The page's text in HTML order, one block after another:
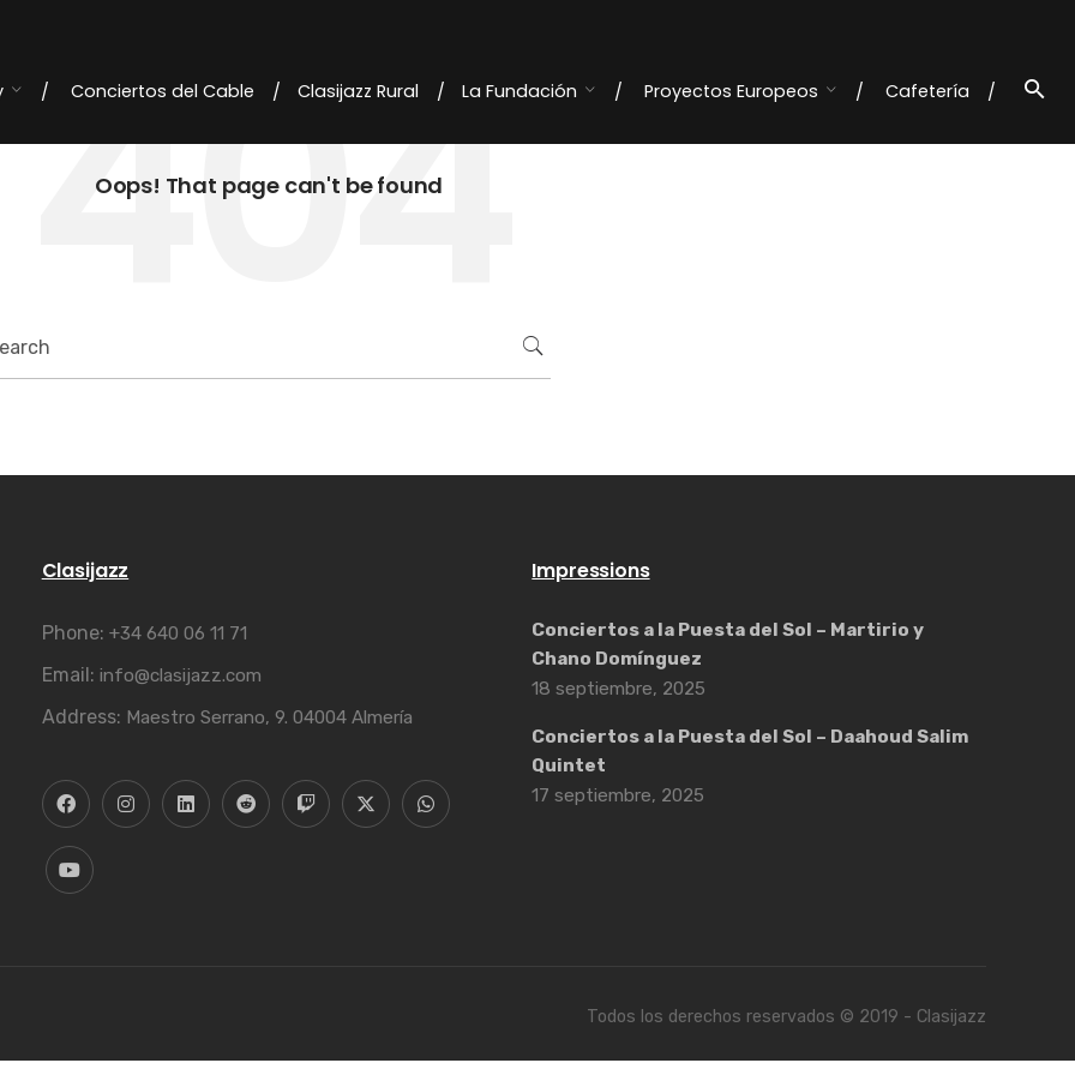
Conciertos del Cable Clasijazz Rural La Fundación Proyectos Europeos
Cafetería
404
Oops! That page can't be found
Clasijazz
Phone: +34 640 06 11 71
Email: info@clasijazz.com
Address: Maestro Serrano, 9. 04004 Almería
Impressions
Conciertos a la Puesta del Sol – Martirio y
Chano Domínguez
18 septiembre, 2025
Conciertos a la Puesta del Sol – Daahoud Salim
Quintet
17 septiembre, 2025
Todos los derechos reservados © 2019 - Clasijazz